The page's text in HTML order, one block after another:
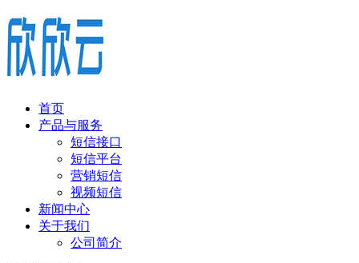
首页
产品与服务
短信接口
短信平台
营销短信
视频短信
新闻中心
关于我们
公司简介